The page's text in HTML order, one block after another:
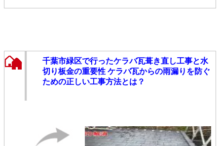
千葉市緑区で行ったケラバ瓦葺き直し工事と水
切り板金の重要性 ケラバ瓦からの雨漏りを防ぐ
ための正しい工事方法とは？